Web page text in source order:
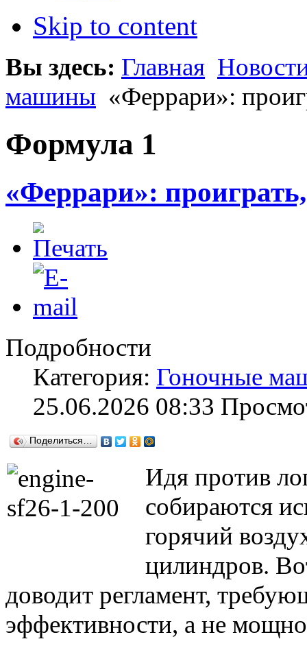
Skip to content
Вы здесь: Главная
машины «Феррари»:
Формула 1
«Феррари»:
Подробности
Категория: Гоночные
25.06.2026 08:33
Поделиться…
Идя против
собираются
горячий
цилиндров.
доводит регламент,
эффективности, а не